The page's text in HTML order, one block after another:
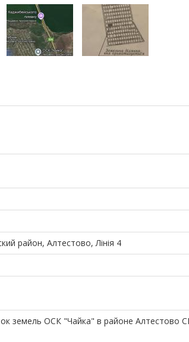
район, Алтестово, Лінія 4
земель ОСК "Чайка" в районе Алтестово